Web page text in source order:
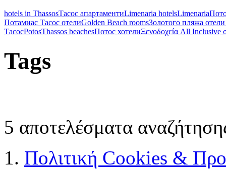
hotels in ThassosТасос апартаментиLimenaria hotelsLimenaria
Потамиас Тасос отелиGolden Beach roomsЗолотого пляжа
ТасосPotosThassos beachesПотос хотелиΞενοδοχεία All Inclusive
Tags
5 αποτελέσματα
Πολιτική Cookies &